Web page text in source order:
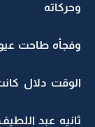
وحركاته
وفجأه طاحت
الوقت دلال
ثانيه عبد